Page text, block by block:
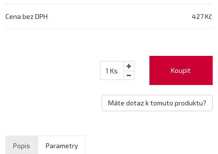
Cena bez DPH 427 Kč
Koupit
1 Ks
Máte dotaz k tomuto produktu?
Popis Parametry